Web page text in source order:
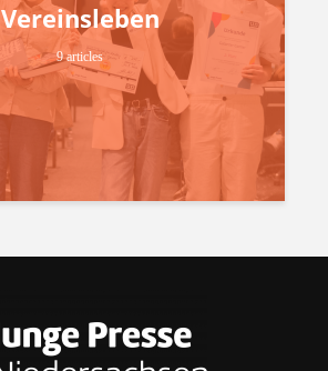
Vereinsleben
9 articles